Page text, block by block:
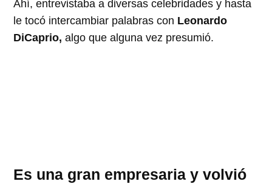
Ahí, entrevistaba a diversas celebridades y hasta
le tocó intercambiar palabras con Leonardo
DiCaprio, algo que alguna vez presumió.
Es una gran empresaria y volvió